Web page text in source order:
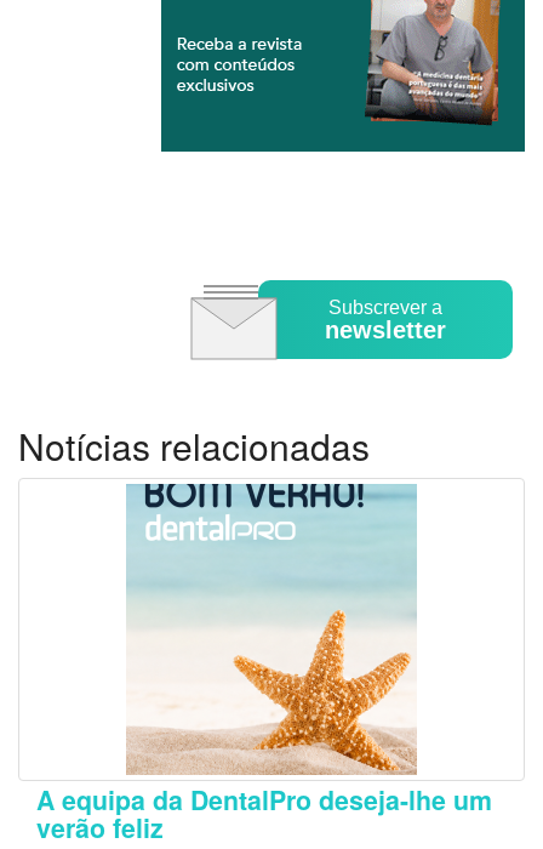
Subscrever a
newsletter
Notícias relacionadas
A equipa da DentalPro deseja-lhe um
verão feliz